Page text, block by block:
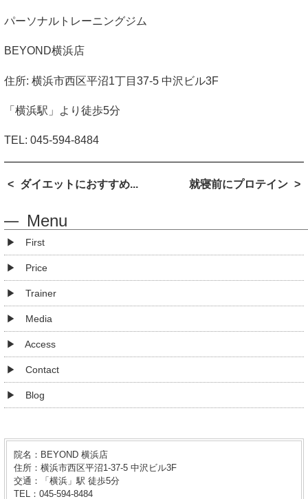
院名：BEYOND 横浜店
住所：横浜市西区平沼1-37-5 中沢ビル3F
交通：「横浜」駅 徒歩5分
TEL：045-594-8484
パーソナルトレーニングジム
BEYOND横浜店
住所: 横浜市西区平沼1丁目 37-5 中沢ビル3F
「横浜駅」より徒歩5分
TEL: 045-594-8484
ダイエットにおすすめ... 就寝前にプロテイン
Menu
First
Price
Trainer
Media
Access
Contact
Blog